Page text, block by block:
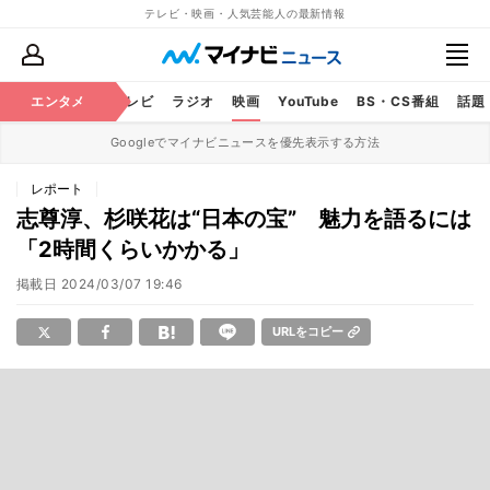
テレビ・映画・人気芸能人の最新情報
エンタメ
芸能 テレビ ラジオ 映画 YouTube BS・CS番組 話題
Googleでマイナビニュースを優先表示する方法
レポート
志尊淳、杉咲花は“日本の宝” 魅力を語るには
「2時間くらいかかる」
掲載日 2024/03/07 19:46
URLをコピー